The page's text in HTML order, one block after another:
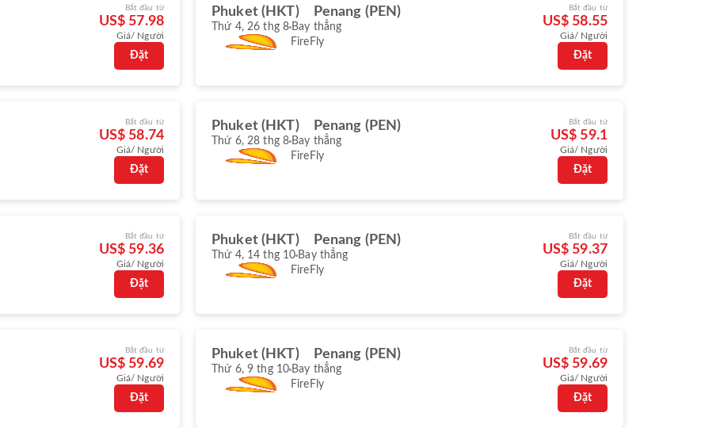
Bắt đầu từ
US$ 57.98
Giá/ Người
Đặt
Phuket (HKT) Penang (PEN)
Thứ 4, 26 thg 8 Bay thẳng
FireFly
Bắt đầu từ
US$ 58.55
Giá/ Người
Đặt
Bắt đầu từ
US$ 58.74
Giá/ Người
Đặt
Phuket (HKT) Penang (PEN)
Thứ 6, 28 thg 8 Bay thẳng
FireFly
Bắt đầu từ
US$ 59.1
Giá/ Người
Đặt
Bắt đầu từ
US$ 59.36
Giá/ Người
Đặt
Phuket (HKT) Penang (PEN)
Thứ 4, 14 thg 10 Bay thẳng
FireFly
Bắt đầu từ
US$ 59.37
Giá/ Người
Đặt
Bắt đầu từ
US$ 59.69
Giá/ Người
Đặt
Phuket (HKT) Penang (PEN)
Thứ 6, 9 thg 10 Bay thẳng
FireFly
Bắt đầu từ
US$ 59.69
Giá/ Người
Đặt